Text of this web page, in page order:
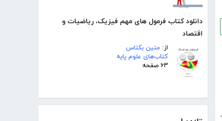
دانلود کتاب فرمول های مهم فیزیک، ریاضیات و
اقتصاد
از: متین بکتاس
کتاب‌های علوم پایه
۶۳ صفحه